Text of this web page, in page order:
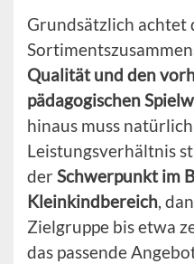
Grundsätzlich achtet
Qualität und den
pädagogischen
hinaus muss
Leistungsverhältnis
derSchwerpunkt im
Kleinkindbereich,
Zielgruppe bis etwa
das passende